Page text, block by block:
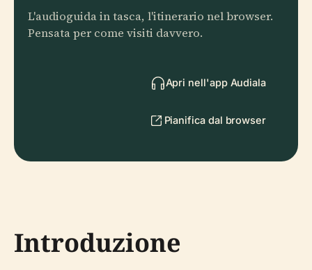
L'audioguida in tasca, l'itinerario nel browser.
Pensata per come visiti davvero.
Apri nell'app Audiala
Pianifica dal browser
Introduzione